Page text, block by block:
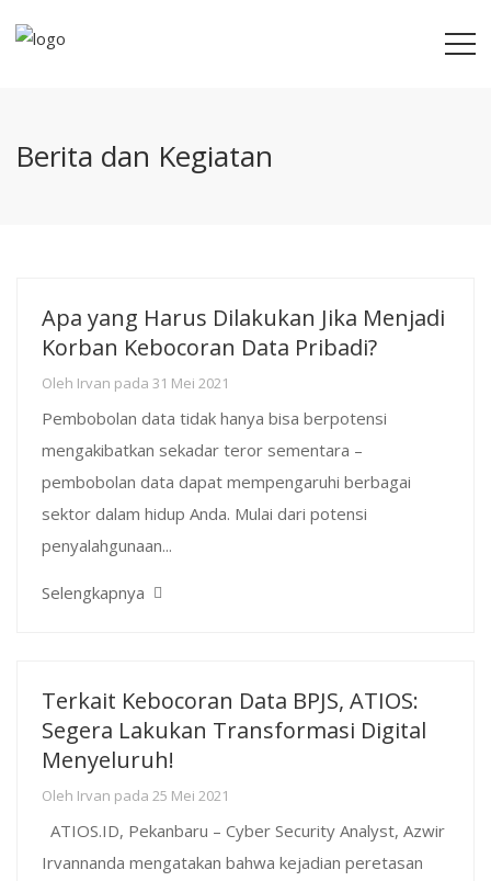
Berita dan Kegiatan
Apa yang Harus Dilakukan Jika Menjadi
Korban Kebocoran Data Pribadi?
Oleh Irvan pada 31 Mei 2021
Pembobolan data tidak hanya bisa berpotensi
mengakibatkan sekadar teror sementara –
pembobolan data dapat mempengaruhi berbagai
sektor dalam hidup Anda. Mulai dari potensi
penyalahgunaan...
Selengkapnya
Terkait Kebocoran Data BPJS, ATIOS:
Segera Lakukan Transformasi Digital
Menyeluruh!
Oleh Irvan pada 25 Mei 2021
ATIOS.ID, Pekanbaru – Cyber Security Analyst, Azwir
Irvannanda mengatakan bahwa kejadian peretasan